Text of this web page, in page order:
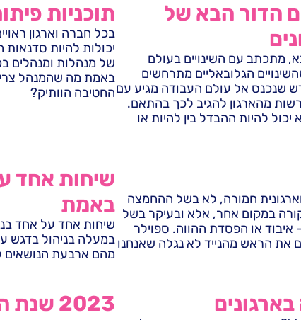
הדור הבא של
מתכתב עם השינויים בעולם
הגלובאליים מתרחשים
שנכנס אל עולם העבודה מגיע עם
מהארגון להגיב לכך בהתאם.
יכול להיות ההבדל בין להיות או
תוכניות
בכל חברה וארגון
יכולות להיות סדנאות
של מנהלות ומנהלים
באמת מה שהמנהל
החטיבה הוותיק?
חמורה, לא בשל ההחמצה
במקום אחר, אלא ובעיקר בשל
או הפסדת ההווה. ספוילר
את הראש מהנייד לא נגלה שאנחנו
שיחות אחד
באמת
שיחות אחד על אחד
במעלה בניהול בדגש
מהם ארבעת הנושאים
2023